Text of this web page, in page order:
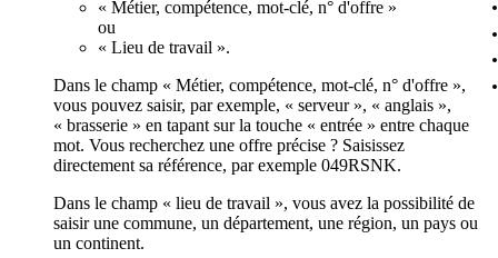
« Métier, compétence, mot-clé, n° d'offre »
ou
« Lieu de travail ».
Dans le champ « Métier, compétence, mot-clé, n° d'offre »,
vous pouvez saisir, par exemple, « serveur », « anglais »,
« brasserie » en tapant sur la touche « entrée » entre chaque
mot. Vous recherchez une offre précise ? Saisissez
directement sa référence, par exemple 049RSNK.
Dans le champ « lieu de travail », vous avez la possibilité de
saisir une commune, un département, une région, un pays ou
un continent.